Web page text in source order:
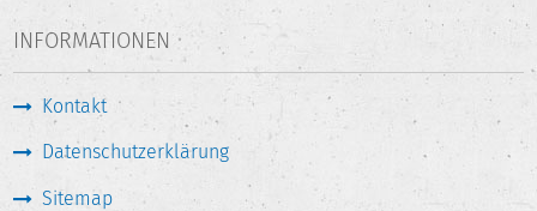
INFORMATIONEN
Kontakt
Datenschutzerklärung
Sitemap